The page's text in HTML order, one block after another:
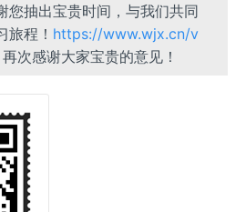
您抽出宝贵时间，与我们共同
旅程！ https://www.wjx.cn/v
再次感谢大家宝贵的意见！